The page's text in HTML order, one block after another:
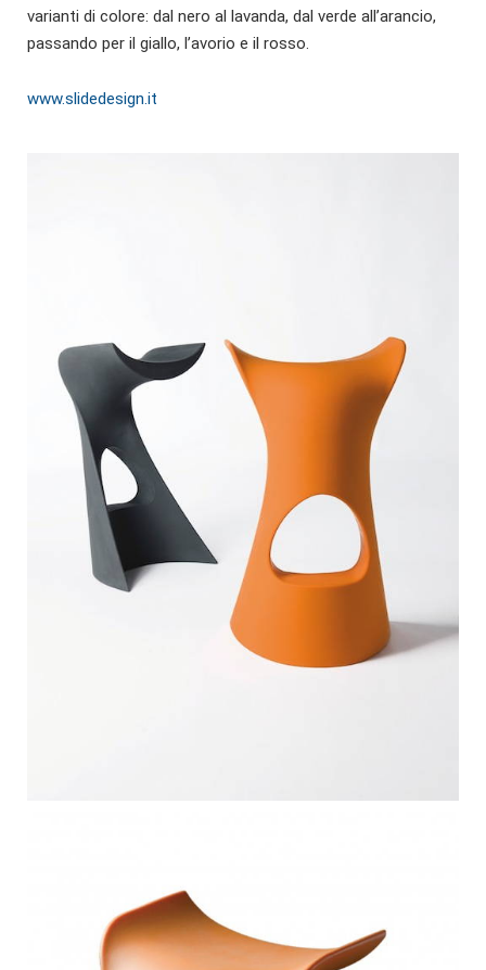
varianti di colore: dal nero al lavanda, dal verde all’arancio,
passando per il giallo, l’avorio e il rosso.
www.slidedesign.it